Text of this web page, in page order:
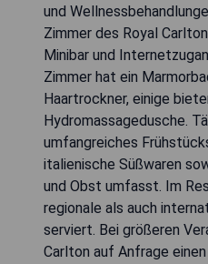
und
Zimmer des Royal
Minibar und
Zimmer hat ein
Haartrockner, einige
Hydromassagedusche.
umfangreiches
italienische Süßwaren
und Obst umfasst. Im
regionale als auch
serviert. Bei größeren
Carlton auf Anfrage